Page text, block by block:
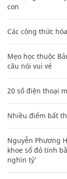
con
Các công thức
Mẹo học thuộc
câu nói vui vẻ
20 số điện thoại
Nhiều điểm bất
Nguyễn Phương
khoe sổ đỏ tính
nghìn tỷ'